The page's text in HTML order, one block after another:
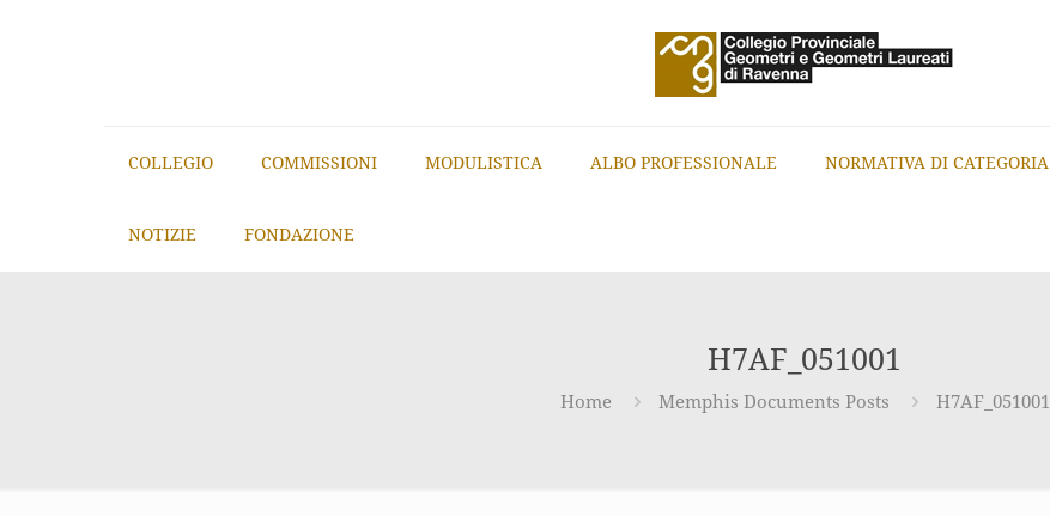
COLLEGIO COMMISSIONI MODULISTICA ALBO PROFESSIONALE NORMATIVA DI CATEGORIA
NOTIZIE FONDAZIONE
H7AF_051001
Home Memphis Documents Posts H7AF_051001